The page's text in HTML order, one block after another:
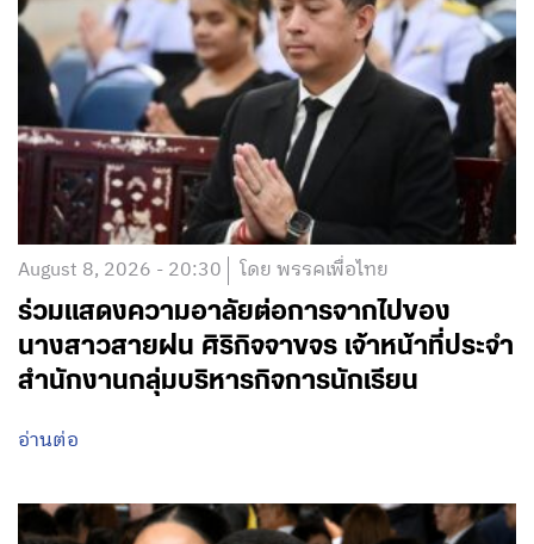
August 8, 2026 - 20:30 โดย พรรคเพื่อไทย
ร่วมแสดงความอาลัยต่อการจากไปของ
นางสาวสายฝน ศิริกิจจาขจร เจ้าหน้าที่ประจำ
สำนักงานกลุ่มบริหารกิจการนักเรียน
อ่านต่อ